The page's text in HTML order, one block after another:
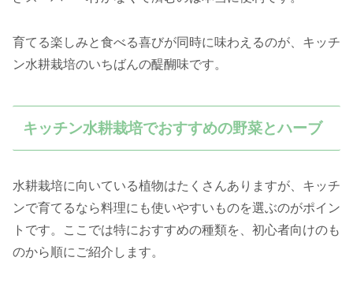
育てる楽しみと食べる喜びが同時に味わえるのが、キッチ
ン水耕栽培のいちばんの醍醐味です。
キッチン水耕栽培でおすすめの野菜とハーブ
水耕栽培に向いている植物はたくさんありますが、キッチ
ンで育てるなら料理にも使いやすいものを選ぶのがポイン
トです。ここでは特におすすめの種類を、初心者向けのも
のから順にご紹介します。